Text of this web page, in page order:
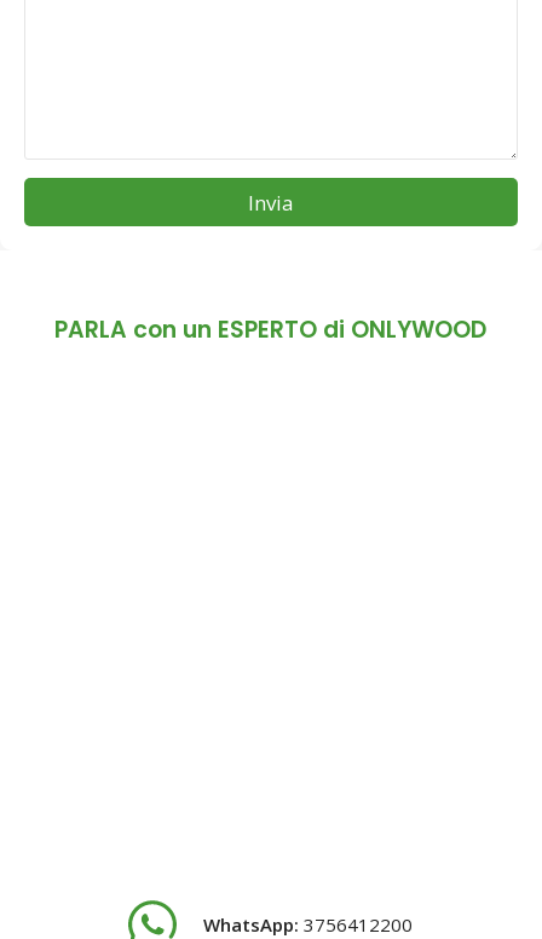
Invia
PARLA con un ESPERTO di ONLYWOOD
WhatsApp: 3756412200